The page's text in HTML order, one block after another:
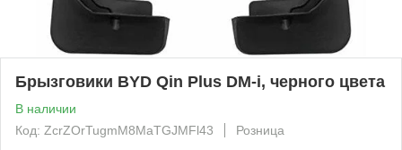
Брызговики BYD Qin Plus DM-i, черного цвета
В наличии
Код: ZcrZOrTugmM8MaTGJMFl43
Розница